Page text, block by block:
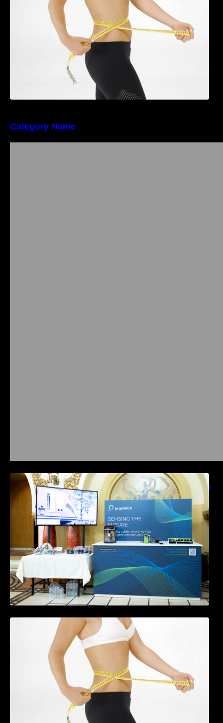
Category Name
Prysmian aduce la COMM26 tehnologii de
sensing si Digital Energy pentru monitorizarea
in timp real a infrastrucrutilor critice
Tratamentul Wegovy® generează o scădere
în greutate de până la 22,6% la femei în
perioada menopauzei și reduce la jumătate
riscul de migrene